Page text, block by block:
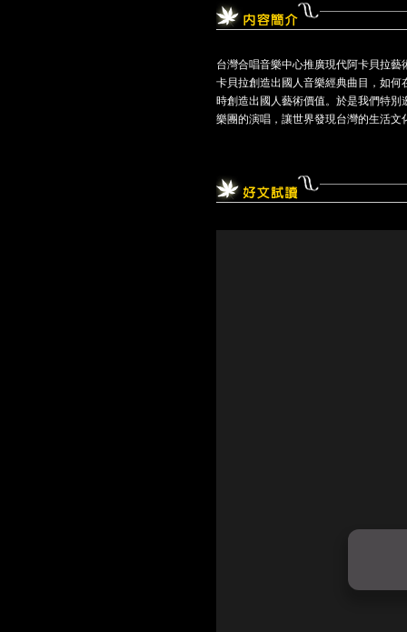
台灣合唱音樂中心推廣現代阿卡貝拉
卡貝拉創造出國人音樂經典曲目，如
時創造出國人藝術價值。於是我們特
樂團的演唱，讓世界發現台灣的生活文